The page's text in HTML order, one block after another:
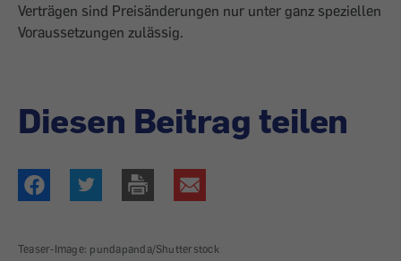
Verträgen sind Preisänderungen nur unter ganz speziellen
Voraussetzungen zulässig.
Diesen Beitrag teilen
Teaser-Image: pundapanda/Shutterstock